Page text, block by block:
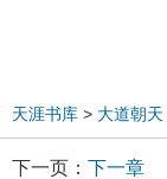
天涯书库 > 大道朝天
下一页： 下一章